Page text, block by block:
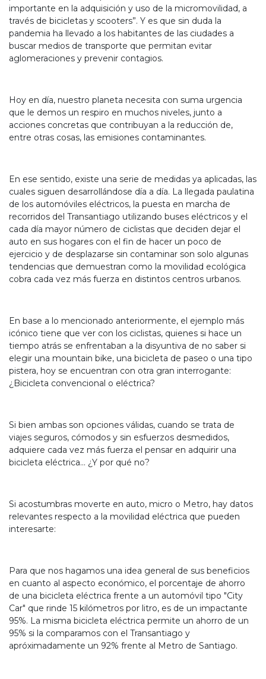
correo y
por
premios
importante en la adquisición y uso de la micromovilidad, a
través de bicicletas y scooters”. Y es que sin duda la
pandemia ha llevado a los habitantes de las ciudades a
buscar medios de transporte que permitan evitar
aglomeraciones y prevenir contagios.
Hoy en día, nuestro planeta necesita con suma urgencia
que le demos un respiro en muchos niveles, junto a
acciones concretas que contribuyan a la reducción de,
entre otras cosas, las emisiones contaminantes.
En ese sentido, existe una serie de medidas ya aplicadas, las
cuales siguen desarrollándose día a día. La llegada paulatina
de los automóviles eléctricos, la puesta en marcha de
recorridos del Transantiago utilizando buses eléctricos y el
cada día mayor número de ciclistas que deciden dejar el
auto en sus hogares con el fin de hacer un poco de
ejercicio y de desplazarse sin contaminar son solo algunas
tendencias que demuestran como la movilidad ecológica
cobra cada vez más fuerza en distintos centros urbanos.
En base a lo mencionado anteriormente, el ejemplo más
icónico tiene que ver con los ciclistas, quienes si hace un
tiempo atrás se enfrentaban a la disyuntiva de no saber si
elegir una mountain bike, una bicicleta de paseo o una tipo
pistera, hoy se encuentran con otra gran interrogante:
¿Bicicleta convencional o eléctrica?
Si bien ambas son opciones válidas, cuando se trata de
viajes seguros, cómodos y sin esfuerzos desmedidos,
adquiere cada vez más fuerza el pensar en adquirir una
bicicleta eléctrica... ¿Y por qué no?
Si acostumbras moverte en auto, micro o Metro, hay datos
relevantes respecto a la movilidad eléctrica que pueden
interesarte:
Para que nos hagamos una idea general de sus beneficios
en cuanto al aspecto económico, el porcentaje de ahorro
de una bicicleta eléctrica frente a un automóvil tipo "City
Car" que rinde 15 kilómetros por litro, es de un impactante
95%. La misma bicicleta eléctrica permite un ahorro de un
95% si la comparamos con el Transantiago y
apróximadamente un 92% frente al Metro de Santiago.